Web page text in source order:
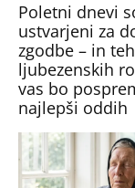
Poletni dnevi
ustvarjeni za
zgodbe – in
ljubezenskih
vas bo
najlepši oddih